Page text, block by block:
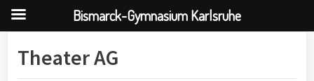
Theater AG
Bismarck-Gymnasium Karlsruhe